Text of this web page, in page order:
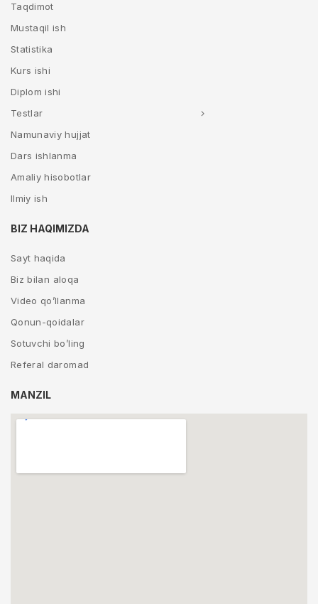
Taqdimot
Mustaqil ish
Statistika
Kurs ishi
Diplom ishi
Testlar
Namunaviy hujjat
Dars ishlanma
Amaliy hisobotlar
Ilmiy ish
BIZ HAQIMIZDA
Sayt haqida
Biz bilan aloqa
Video qo’llanma
Qonun-qoidalar
Sotuvchi bo’ling
Referal daromad
MANZIL